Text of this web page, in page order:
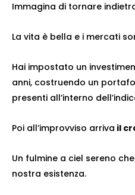
Immagina di tornare
La vita è bella e i mercati
Hai impostato un
anni, costruendo un
presenti all’interno
Poi all’improvviso arriva il
Un fulmine a ciel sereno
nostra esistenza.